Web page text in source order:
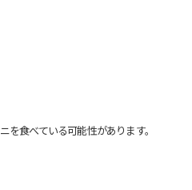
食べている可能性があります。